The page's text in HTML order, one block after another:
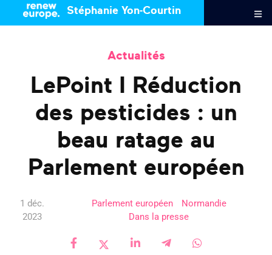
Stéphanie Yon-Courtin
Actualités
LePoint I Réduction
des pesticides : un
beau ratage au
Parlement européen
1 déc.
2023
Parlement européen
Normandie
Dans la presse